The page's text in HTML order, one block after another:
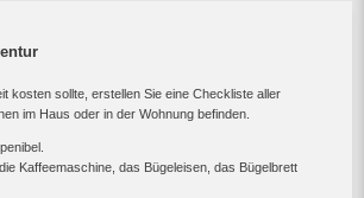
kosten sollte, erstellen Sie eine Checkliste aller
im Haus oder in der Wohnung befinden.
Kaffeemaschine, das Bügeleisen, das Bügelbrett